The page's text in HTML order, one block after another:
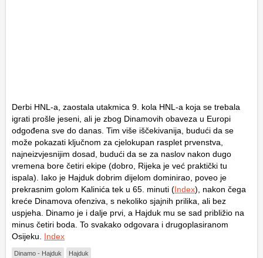
Derbi HNL-a, zaostala utakmica 9. kola HNL-a koja se trebala
igrati prošle jeseni, ali je zbog Dinamovih obaveza u Europi
odgođena sve do danas. Tim više iščekivanija, budući da se
može pokazati ključnom za cjelokupan rasplet prvenstva,
najneizvjesnijim dosad, budući da se za naslov nakon dugo
vremena bore četiri ekipe (dobro, Rijeka je već praktički tu
ispala). Iako je Hajduk dobrim dijelom dominirao, poveo je
prekrasnim golom Kalinića tek u 65. minuti (Index), nakon čega
kreće Dinamova ofenziva, s nekoliko sjajnih prilika, ali bez
uspjeha. Dinamo je i dalje prvi, a Hajduk mu se sad približio na
minus četiri boda. To svakako odgovara i drugoplasiranom
Osijeku. Index
Dinamo - Hajduk Hajduk